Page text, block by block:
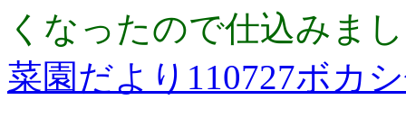
くなったので仕込みま
菜園だより110727ボカ